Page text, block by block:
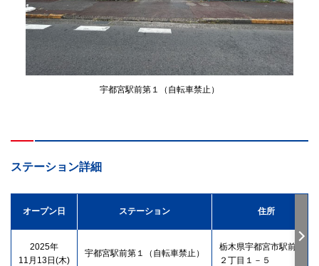
宇都宮駅前第１（自転車禁止）
ステーション詳細
オープン日 ステーション 住所
2025年
11月13日(木)
宇都宮駅前第１（自転車禁止）
栃木県宇都宮市駅前通り
２丁目１－５